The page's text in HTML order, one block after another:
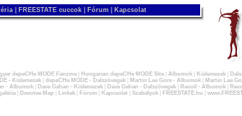
FREESTATE cuccok Fórum Kapcsolat
depeCHe MODE Fanzine| Hungarian depeCHe MODE Site| Albumok| Kislemezek|
- Kislemezek| depeCHe MODE - Dalszövegek| Martin Lee Gore - Albumok|
Martin Lee
- Albumok| Dave Gahan - Kislemezek| Dave Gahan - Dalszövegek| Recoil - Albumok|
| Devotee Map| Linkek| Fórum| Kapcsolat| Szabályok| FREESTATE.hu